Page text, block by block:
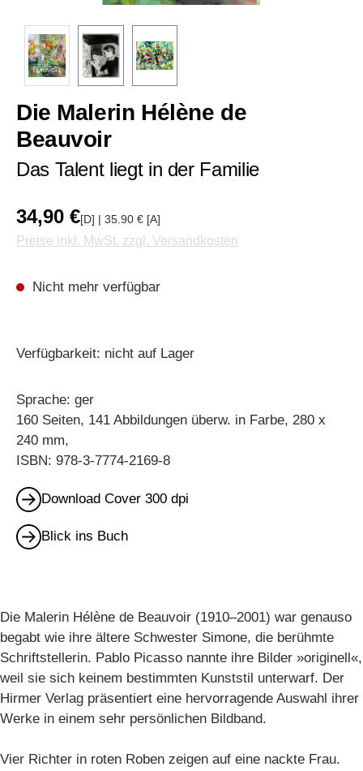
Die Malerin Hélène de
Beauvoir
Das Talent liegt in der Familie
34,90 €[D] | 35.90 € [A]
Preise inkl. MwSt. zzgl. Versandkosten
Nicht mehr verfügbar
Verfügbarkeit: nicht auf Lager
Sprache: ger
160 Seiten, 141 Abbildungen überw. in Farbe, 280 x
240 mm,
ISBN: 978-3-7774-2169-8
Download Cover 300 dpi
Blick ins Buch
Die Malerin Hélène de Beauvoir (1910–2001) war genauso
begabt wie ihre ältere Schwester Simone, die berühmte
Schriftstellerin. Pablo Picasso nannte ihre Bilder »originell«,
weil sie sich keinem bestimmten Kunststil unterwarf. Der
Hirmer Verlag präsentiert eine hervorragende Auswahl ihrer
Werke in einem sehr persönlichen Bildband.
Vier Richter in roten Roben zeigen auf eine nackte Frau.